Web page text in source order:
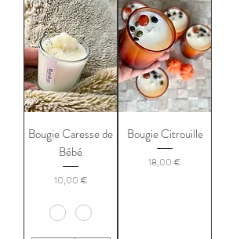
Bougie Caresse de
Bébé
Prix
10,00 €
Bougie Citrouille
Prix
18,00 €